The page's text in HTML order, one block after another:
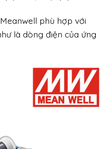
phù hợp với
là dòng điện của ứng